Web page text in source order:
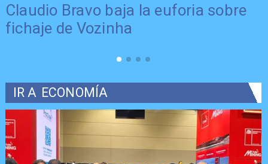
Claudio Bravo baja la euforia sobre
fichaje de Vozinha
IR A ECONOMÍA